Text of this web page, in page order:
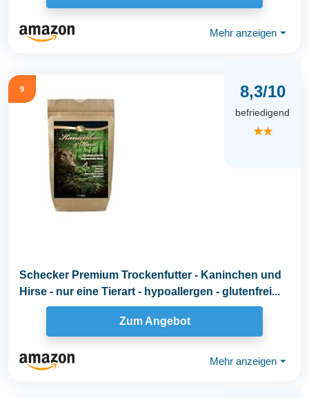
Mehr anzeigen ⏷
9 8,3/10
befriedigend
★★
Schecker Premium Trockenfutter - Kaninchen und
Hirse - nur eine Tierart - hypoallergen - glutenfrei...
Zum Angebot
Mehr anzeigen ⏷